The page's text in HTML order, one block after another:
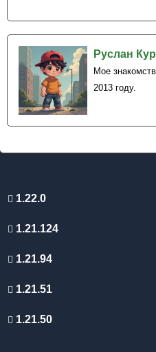
Руслан
Мое
2013 году.
1.22.0
1.21.124
1.21.94
1.21.51
1.21.50